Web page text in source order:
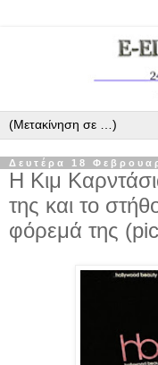
Δευτέρα 18
Η Κιμ
της και το
φόρεμά της